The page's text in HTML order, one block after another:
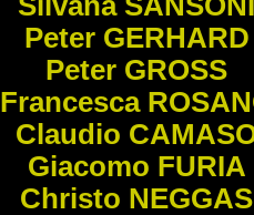
Peter GERHARD
Peter GROSS
Francesca
Claudio
Giacomo FURIA
Christo NEGGAS